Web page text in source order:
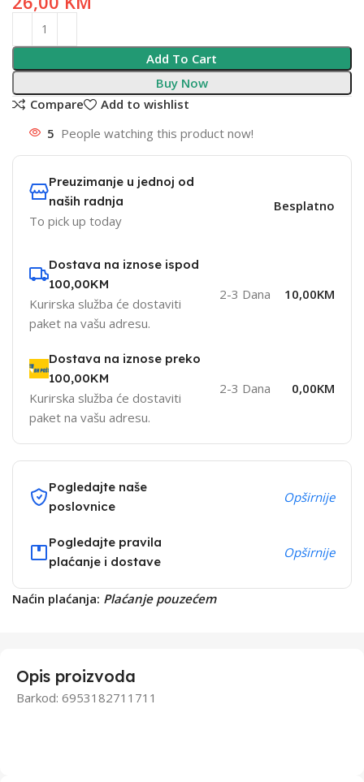
Add To Cart
Buy Now
Compare
Add to wishlist
5 People watching this product now!
Preuzimanje u jednoj od
naših radnja
To pick up today
Besplatno
Dostava na iznose ispod
100,00KM
Kurirska služba će dostaviti
paket na vašu adresu.
2-3 Dana 10,00KM
Dostava na iznose preko
100,00KM
Kurirska služba će dostaviti
paket na vašu adresu.
2-3 Dana 0,00KM
Pogledajte naše
poslovnice
Opširnije
Pogledajte pravila
plaćanje i dostave
Opširnije
Naćin plaćanja: Plaćanje pouzećem
Opis proizvoda
Barkod: 6953182711711